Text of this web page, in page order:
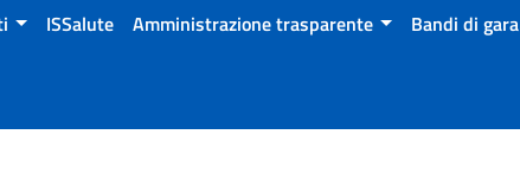
ISSalute Amministrazione trasparente Bandi di gara